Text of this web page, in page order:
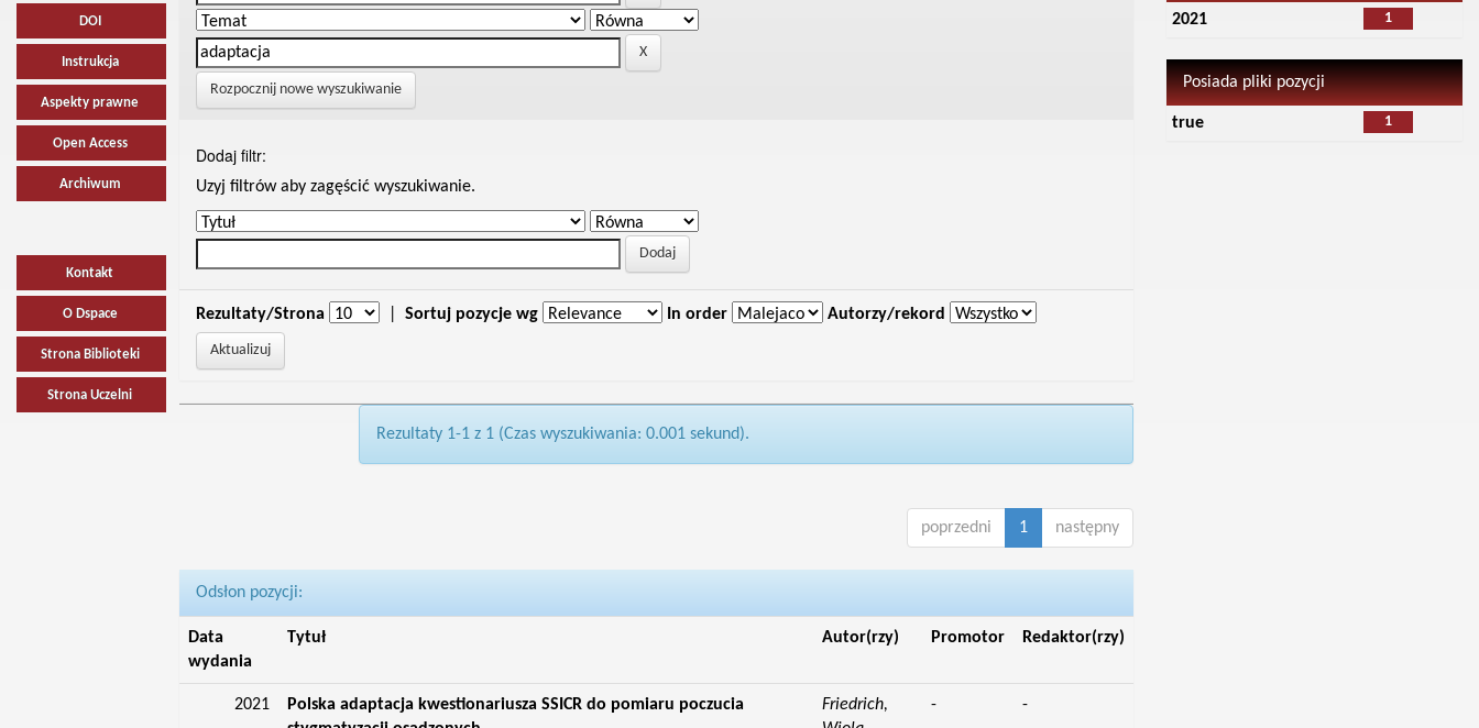
DOI
Instrukcja
Aspekty prawne
Open Access
Archiwum
Kontakt
O Dspace
Strona Biblioteki
Strona Uczelni
Rozpocznij nowe wyszukiwanie
Dodaj filtr:
Uzyj filtrów aby zagęścić wyszukiwanie.
Rezultaty/Strona Sortuj pozycje wg In order Autorzy/rekord
Rezultaty 1-1 z 1 (Czas wyszukiwania: 0.001 sekund).
poprzedni 1 następny
Odsłon pozycji:
Data
wydania
Tytuł Autor(rzy) Promotor Redaktor(rzy)
2021
Polska adaptacja kwestionariusza SSICR do pomiaru poczucia
Friedrich,
- -
1
2021
Posiada pliki pozycji
1
true